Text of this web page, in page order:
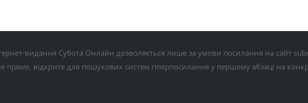
видання Субота Онлайн дозволяється лише за умови посилання на сайт
пряме, відкрите для пошукових систем гіперпосилання у першому абзаці на